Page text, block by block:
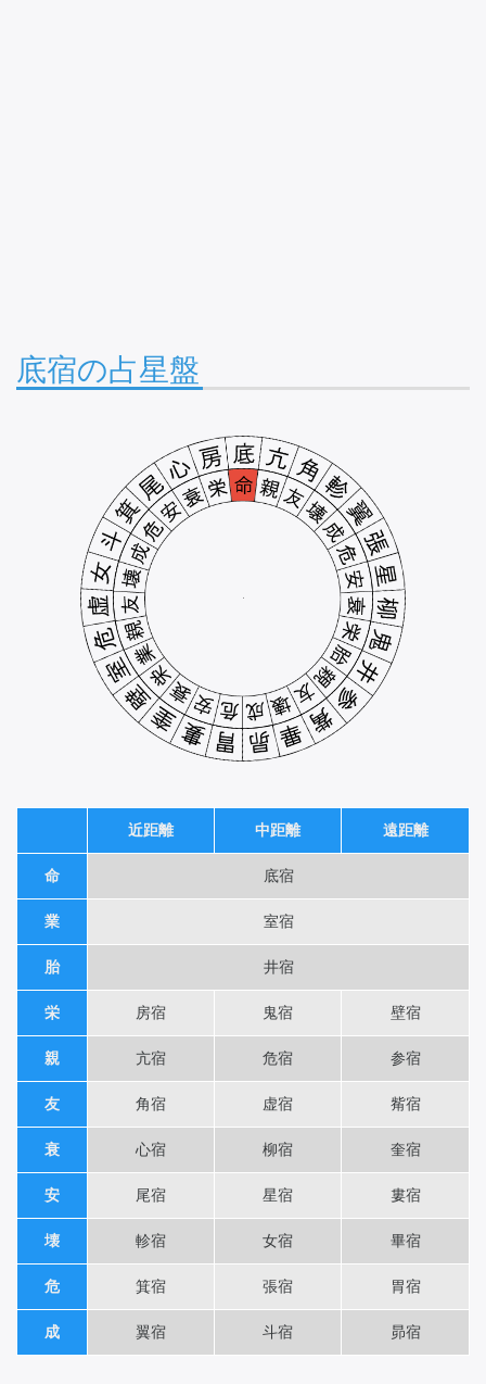
底宿の占星盤
近距離 中距離 遠距離
命 底宿
業 室宿
胎 井宿
栄 房宿 鬼宿 壁宿
親 亢宿 危宿 参宿
友 角宿 虚宿 觜宿
衰 心宿 柳宿 奎宿
安 尾宿 星宿 婁宿
壊 軫宿 女宿 畢宿
危 箕宿 張宿 胃宿
成 翼宿 斗宿 昴宿